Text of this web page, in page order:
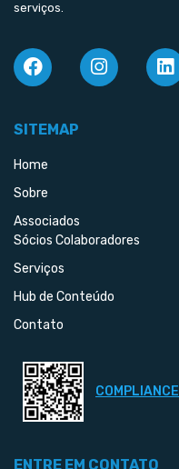
serviços.
SITEMAP
Home
Sobre
Associados
Sócios Colaboradores
Serviços
Hub de Conteúdo
Contato
COMPLIANCE
ENTRE EM CONTATO